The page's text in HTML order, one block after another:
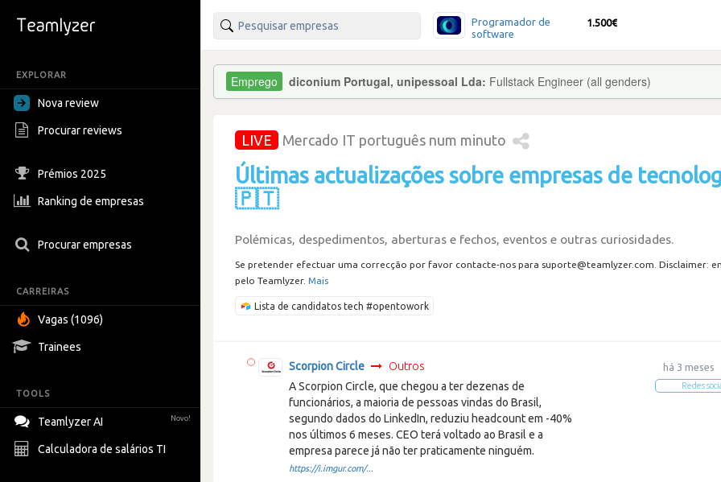
EXPLORAR
Nova review
Procurar reviews
Prémios 2025
Ranking de empresas
Procurar empresas
CARREIRAS
Vagas (1096)
Trainees
TOOLS
Teamlyzer AI Novo!
Calculadora de salários TI
Programador de
software
1.500€
diconium Portugal, unipessoal Lda: Fullstack Engineer (all genders)
LIVE Mercado IT português num minuto
Últimas actualizações sobre empresas de
🇵🇹
Polémicas, despedimentos, aberturas e fechos, eventos e outras curiosidades.
Se pretender efectuar uma correcção por favor contacte-nos para suporte@teamlyzer.com. Disclaimer:
pelo Teamlyzer. Mais
Lista de candidatos tech #opentowork
há 3 meses
Redes
Scorpion Circle
Outros
A Scorpion Circle, que chegou a ter dezenas de
funcionários, a maioria de pessoas vindas do Brasil,
segundo dados do LinkedIn, reduziu headcount em -40%
nos últimos 6 meses. CEO terá voltado ao Brasil e a
empresa parece já não ter praticamente ninguém.
https://i.imgur.com/...